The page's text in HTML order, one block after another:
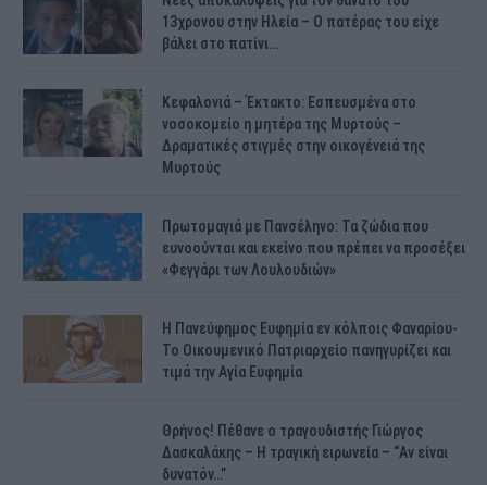
13χρονου στην Ηλεία – Ο πατέρας του είχε
βάλει στο πατίνι…
Κεφαλονιά – Έκτακτο: Εσπευσμένα στο
νοσοκομείο η μητέρα της Μυρτούς –
Δραματικές στιγμές στην οικογένειά της
Μυρτούς
Πρωτομαγιά με Πανσέληνο: Τα ζώδια που
ευνοούνται και εκείνο που πρέπει να προσέξει
«Φεγγάρι των Λουλουδιών»
H Πανεύφημος Ευφημία εν κόλποις Φαναρίου-
Το Οικουμενικό Πατριαρχείο πανηγυρίζει και
τιμά την Αγία Ευφημία
Θρήνος! Πέθανε ο τραγουδιστής Γιώργος
Δασκαλάκης – Η τραγική ειρωνεία – “Αν είναι
δυνατόν…”